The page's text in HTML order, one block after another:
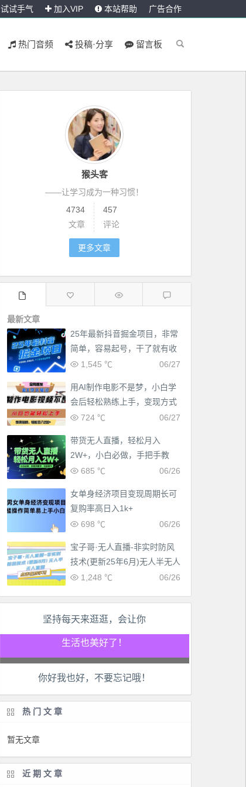
试试手气 加入VIP 本站帮助 广告合作
热门音频 投稿·分享 留言板
猴头客
——让学习成为一种习惯！
4734
文章
457
评论
更多文章
最新文章
25年最新抖音掘金项目，非常
简单，容易起号，干了就有收
益那种
06/27
1,545 ℃
用AI制作电影不是梦，小白学
会后轻松熟练上手，变现方式
多样，日入2张+
06/27
724 ℃
带货无人直播，轻松月入
2W+，小白必做，手把手教
学，无脑操作(附学习资料)06/26
685 ℃
女单身经济项目变现周期长可
复购率高日入1k+
06/26
698 ℃
宝子哥·无人直播-非实时防风
技术(更新25年6月)无人半无人
直播
06/26
1,248 ℃
坚持每天来逛逛，会让你
工作也轻松了！
生活也美好了！
心情也舒畅了！
走路也有劲了！
腰也不酸了！
你好我也好，不要忘记哦！
热门文章
暂无文章
近期文章